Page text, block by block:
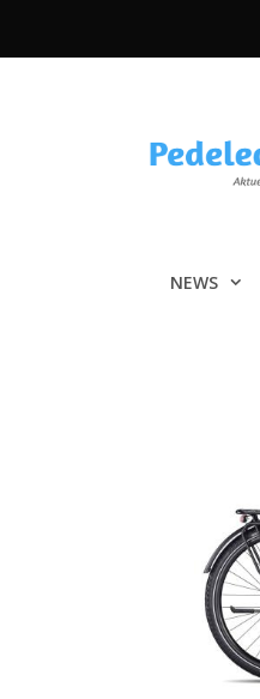
NEWS